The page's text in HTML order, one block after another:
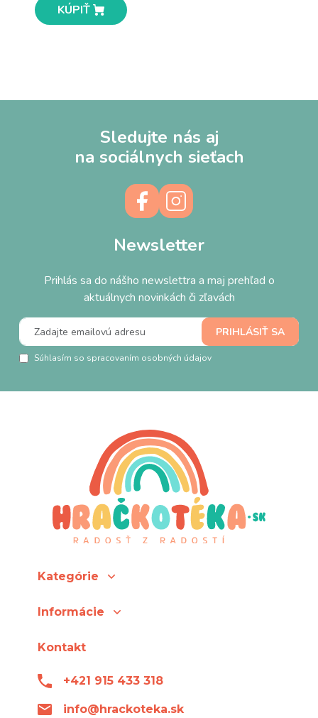
KÚPIŤ
Sledujte nás aj
na sociálnych sieťach
Newsletter
Prihlás sa do nášho newslettra a maj prehľad o
aktuálnych novinkách či zľavách
Súhlasím so spracovaním osobných údajov
Kategórie
Informácie
Kontakt
+421 915 433 318
info@hrackoteka.sk